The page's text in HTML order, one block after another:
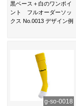
黒ベース＋白のワンポイ
ント フルオーダーソッ
クス No.0013 デザイン例
g-so-0018